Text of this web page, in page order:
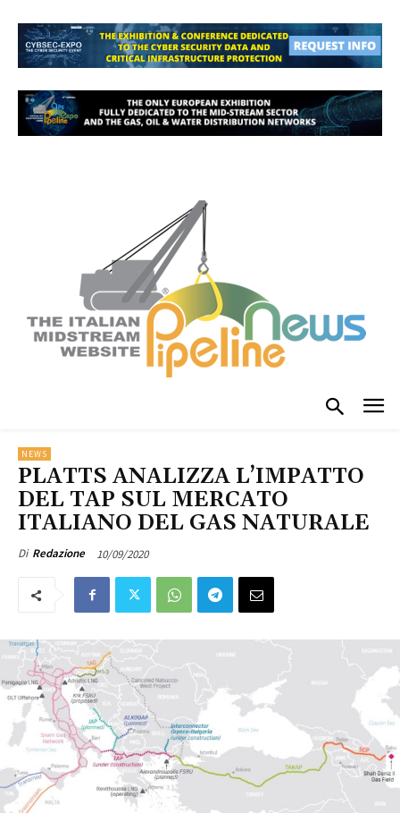
NEWS
PLATTS ANALIZZA L’IMPATTO
DEL TAP SUL MERCATO
ITALIANO DEL GAS NATURALE
Di Redazione 10/09/2020